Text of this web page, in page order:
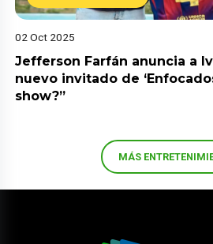
02 Oct 2025
Jefferson Farfán anuncia a
nuevo invitado de
show?”
MÁS